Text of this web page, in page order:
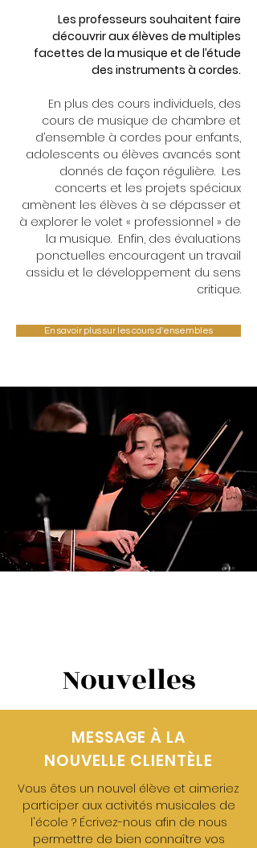
Les professeurs souhaitent faire
découvrir aux élèves de multiples
facettes de la musique et de l’étude
des instruments à cordes.
En plus des cours individuels, des
cours de musique de chambre et
d’ensemble à cordes pour enfants,
adolescents ou élèves avancés sont
donnés de façon régulière. Les
concerts et les projets spéciaux
amènent les élèves à se dépasser et
à explorer le volet « professionnel » de
la musique. Enfin, des évaluations
ponctuelles encouragent un travail
assidu et le développement du sens
critique.
En savoir plus sur les cours d'ensembles
Nouvelles
MESSAGE À LA
NOUVELLE CLIENTÈLE
Vous êtes un nouvel élève et aimeriez
participer aux activités musicales de
l'école ? Écrivez-nous afin de nous
permettre de bien connaître vos